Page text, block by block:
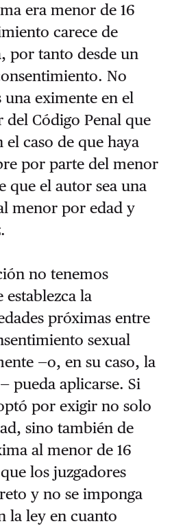
era menor de 16
carece de
por tanto desde un
No
eximente en el
del Código Penal que
el caso de que haya
por parte del menor
que el autor sea una
menor por edad y
no tenemos
la
próximas entre
sexual
—o, en su caso, la
pueda aplicarse. Si
por exigir no solo
sino también de
al menor de 16
los juzgadores
y no se imponga
la ley en cuanto